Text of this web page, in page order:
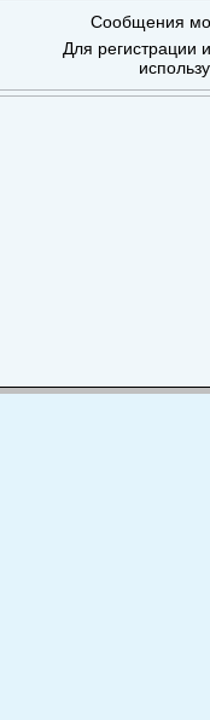
Сообщения
Для регистрации